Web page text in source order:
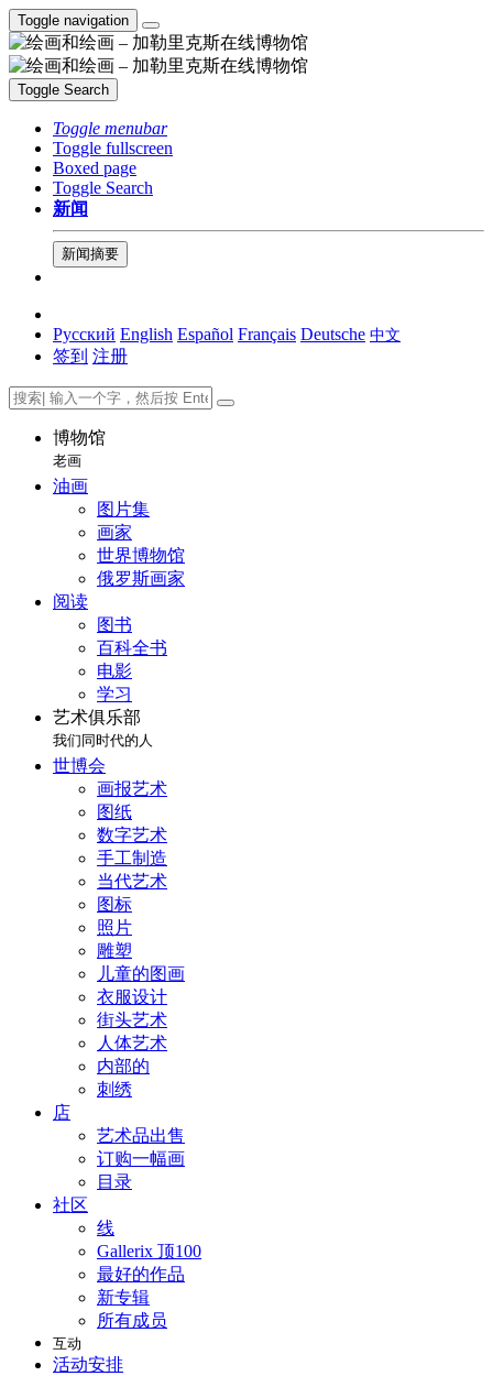
Toggle navigation
Toggle Search
Toggle menubar
Toggle fullscreen
Boxed page
Toggle Search
新闻
新闻摘要
Русский English Español Français Deutsche 中文
签到 注册
博物馆
老画
油画
图片集
画家
世界博物馆
俄罗斯画家
阅读
图书
百科全书
电影
学习
艺术俱乐部
我们同时代的人
世博会
画报艺术
图纸
数字艺术
手工制造
当代艺术
图标
照片
雕塑
儿童的图画
衣服设计
街头艺术
人体艺术
内部的
刺绣
店
艺术品出售
订购一幅画
目录
社区
线
Gallerix 顶100
最好的作品
新专辑
所有成员
互动
活动安排